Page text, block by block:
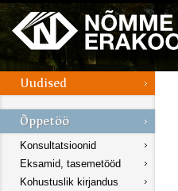
Konsultatsioonid
Eksamid, tasemetööd
Kohustuslik kirjandus